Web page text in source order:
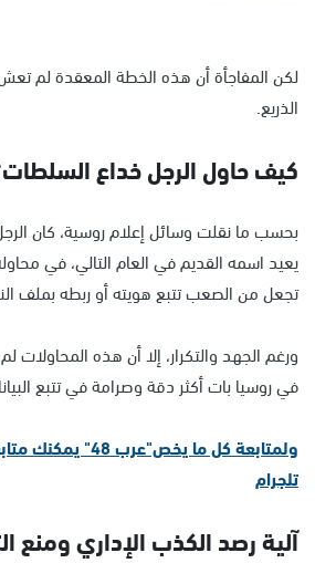
لكن المفاجأة أن هذه الخطة المعقدة لم
الذريع.
كيف حاول الرجل خداع
بحسب ما نقلت وسائل إعلام روسية، كان
يعيد اسمه القديم في العام التالي، في
تجعل من الصعب تتبع هويته أو ربطه بملف
ورغم الجهد والتكرار، إلا أن هذه المحاولات
في روسيا بات أكثر دقة وصرامة في تتبع
ولمتابعة كل ما
تلجرام
آلية رصد الكذب الإداري ومنع